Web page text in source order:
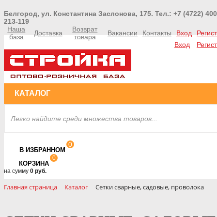
Белгород, ул. Константина Заслонова, 175. Тел.: +7 (4722)
213-119
Наша
база
Доставка
Возврат
товара
Вакансии Контакты Вход
Вход
КАТАЛОГ
В ИЗБРАННОМ
0
КОРЗИНА
0
на сумму 0 руб.
Главная страница Каталог Сетки сварные, садовые, проволока